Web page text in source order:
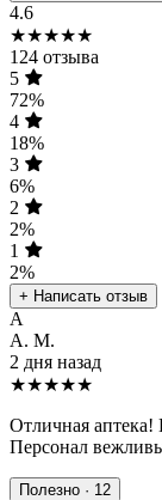
4.6
★★★★★
124 отзыва
5
72%
4
18%
3
6%
2
2%
1
2%
+ Написать отзыв
А
А. М.
2 дня назад
★★★★★
Отличная аптека!
Персонал
Полезно · 12